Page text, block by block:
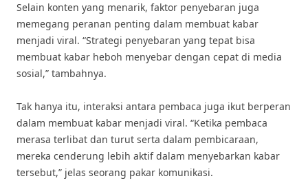
Selain konten yang menarik, faktor penyebaran juga
memegang peranan penting dalam membuat kabar
menjadi viral. “Strategi penyebaran yang tepat bisa
membuat kabar heboh menyebar dengan cepat di media
sosial,” tambahnya.
Tak hanya itu, interaksi antara pembaca juga ikut berperan
dalam membuat kabar menjadi viral. “Ketika pembaca
merasa terlibat dan turut serta dalam pembicaraan,
mereka cenderung lebih aktif dalam menyebarkan kabar
tersebut,” jelas seorang pakar komunikasi.